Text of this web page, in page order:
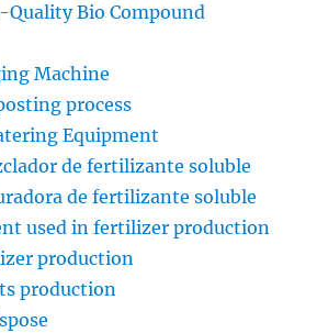
Bio Compound
Machine
process
Equipment
de fertilizante soluble
de fertilizante soluble
used in fertilizer production
production
production